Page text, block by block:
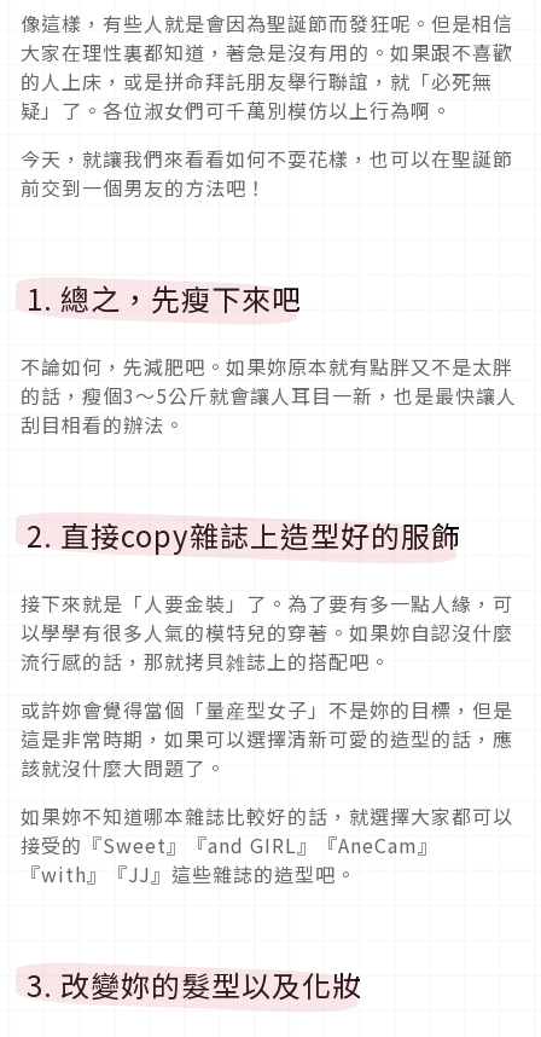
像這樣，有些人就是會因為聖誕節而發狂呢。但是相信
大家在理性裏都知道，著急是沒有用的。如果跟不喜歡
的人上床，或是拼命拜託朋友舉行聯誼，就「必死無
疑」了。各位淑女們可千萬別模仿以上行為啊。
今天，就讓我們來看看如何不耍花樣，也可以在聖誕節
前交到一個男友的方法吧！
1. 總之，先瘦下來吧
不論如何，先減肥吧。如果妳原本就有點胖又不是太胖
的話，瘦個3〜5公斤就會讓人耳目一新，也是最快讓人
刮目相看的辦法。
2. 直接copy雜誌上造型好的服飾
接下來就是「人要金裝」了。為了要有多一點人緣，可
以學學有很多人氣的模特兒的穿著。如果妳自認沒什麼
流行感的話，那就拷貝雑誌上的搭配吧。
或許妳會覺得當個「量産型女子」不是妳的目標，但是
這是非常時期，如果可以選擇清新可愛的造型的話，應
該就沒什麼大問題了。
如果妳不知道哪本雜誌比較好的話，就選擇大家都可以
接受的『Sweet』『and GIRL』『AneCam』
『with』『JJ』這些雜誌的造型吧。
3. 改變妳的髮型以及化妝